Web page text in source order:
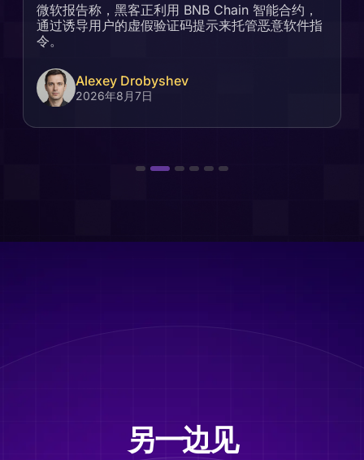
微软报告称，黑客正利用 BNB Chain 智能合约，
通过诱导用户的虚假验证码提示来托管恶意软件指
令。
Alexey Drobyshev
2026年8月7日
另一边见